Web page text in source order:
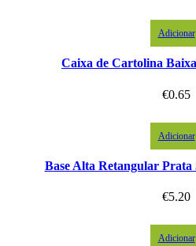
Adicionar
Caixa de Cartolina
€0.65
Adicionar
Base Alta Retangular Prata
€5.20
Adicionar